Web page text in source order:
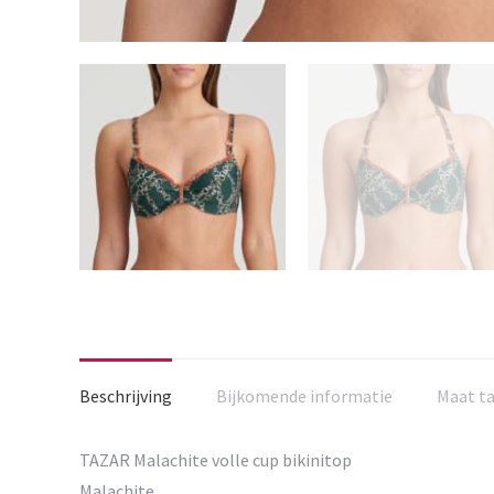
Beschrijving Bijkomende informatie Maat
TAZAR Malachite volle cup bikinitop